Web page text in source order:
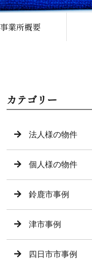
事業所概要
カテゴリー
法人様の物件
個人様の物件
鈴鹿市事例
津市事例
四日市市事例